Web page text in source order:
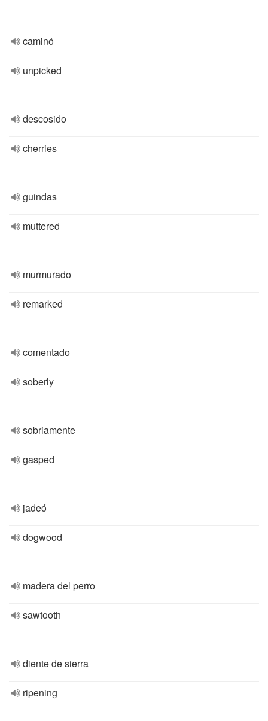
caminó
unpicked
descosido
cherries
guindas
muttered
murmurado
remarked
comentado
soberly
sobriamente
gasped
jadeó
dogwood
madera del perro
sawtooth
diente de sierra
ripening